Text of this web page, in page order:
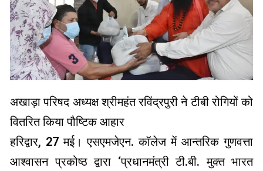
अखाड़ा परिषद अध्यक्ष श्रीमहंत रविंद्रपुरी ने टीबी रोगियों को
वितरित किया पौष्टिक आहार
हरिद्वार, 27 मई। एसएमजेएन. कॉलेज में आन्तरिक गुणवत्ता
आश्वासन प्रकोष्ठ द्वारा ‘प्रधानमंत्री टी.बी. मुक्त भारत